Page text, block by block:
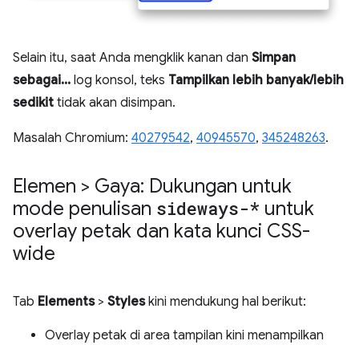
Selain itu, saat Anda mengklik kanan dan Simpan
sebagai... log konsol, teks Tampilkan lebih banyak/lebih
sedikit tidak akan disimpan.
Masalah Chromium: 40279542, 40945570, 345248263.
Elemen > Gaya: Dukungan untuk
mode penulisan sideways-* untuk
overlay petak dan kata kunci CSS-
wide
Tab Elements> Styleskini mendukung hal berikut:
Overlay petak di area tampilan kini menampilkan